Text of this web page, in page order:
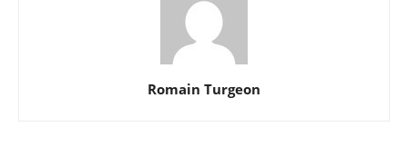
Romain Turgeon